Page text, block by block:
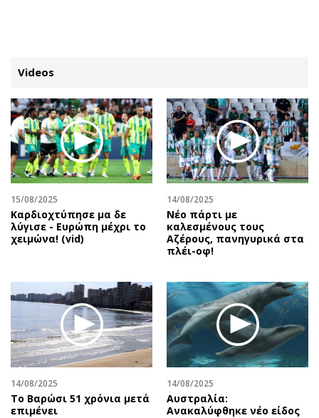
ΚΑΤΗΓΟΡΙΕΣ ΣΥΝΔΕΣΗ
Κύπρος
Παιδεία
Υγεία
Πολιτική
Βουλευτικές 2026
Δημοσκοπήσεις
Διπλωματία
Αθλητισμός
Κύπρος
Διεθνή
Απόψεις
Αρθρογραφία
The Hill
Υγεία
Αγγελίες
Ενοικιάζονται
Ζητούν εργασία
Θέσεις εργασίας
Geek
Νέα
Social
Videos
15/08/2025
Καρδιοχτύπησε μα δε
λύγισε - Ευρώπη μέχρι το
χειμώνα! (vid)
14/08/2025
Νέο πάρτι με
καλεσμένους τους
Αζέρους, πανηγυρικά στα
πλέι-οφ!
14/08/2025
Το Βαρώσι 51 χρόνια μετά
επιμένει
14/08/2025
Αυστραλία:
Ανακαλύφθηκε νέο είδος